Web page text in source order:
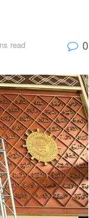
read 0